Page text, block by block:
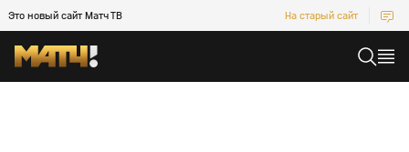
Это новый сайт Матч ТВ На старый сайт